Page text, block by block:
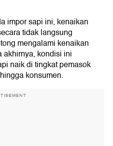
impor sapi ini, kenaikan
tidak langsung
mengalami kenaikan
akhirnya, kondisi ini
naik di tingkat pemasok
konsumen.